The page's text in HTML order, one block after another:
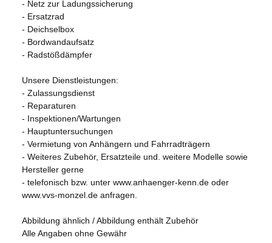
- Netz zur Ladungssicherung
- Ersatzrad
- Deichselbox
- Bordwandaufsatz
- Radstößdämpfer
Unsere Dienstleistungen:
- Zulassungsdienst
- Reparaturen
- Inspektionen/Wartungen
- Hauptuntersuchungen
- Vermietung von Anhängern und Fahrradträgern
- Weiteres Zubehör, Ersatzteile und. weitere Modelle sowie
Hersteller gerne
- telefonisch bzw. unter www.anhaenger-kenn.de oder
www.vvs-monzel.de anfragen.
Abbildung ähnlich / Abbildung enthält Zubehör
Alle Angaben ohne Gewähr